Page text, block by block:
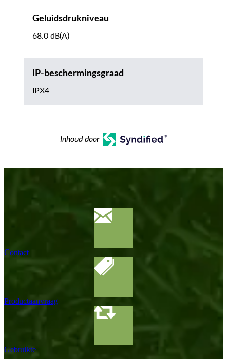
Geluidsdrukniveau
68.0 dB(A)
IP-beschermingsgraad
IPX4
Inhoud door
Contact
Productaanvraag
Gebruikte